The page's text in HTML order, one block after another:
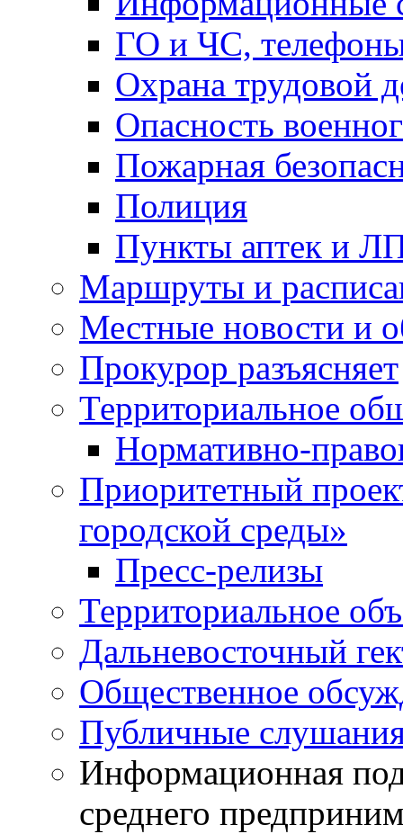
ГО и ЧС,
Охрана трудовой
Опасность
Пожарная
Полиция
Пункты аптек и
Маршруты и
Местные новости и
Прокурор разъясняет
Территориальное
Нормативно-
Приоритетный
городской среды»
Пресс-релизы
Территориальное
Дальневосточный
Общественное
Публичные
Информационная
среднего